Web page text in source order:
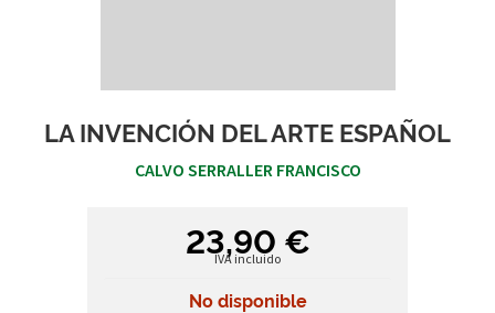
LA INVENCIÓN DEL ARTE ESPAÑOL
CALVO SERRALLER FRANCISCO
23,90 €
IVA incluido
No disponible